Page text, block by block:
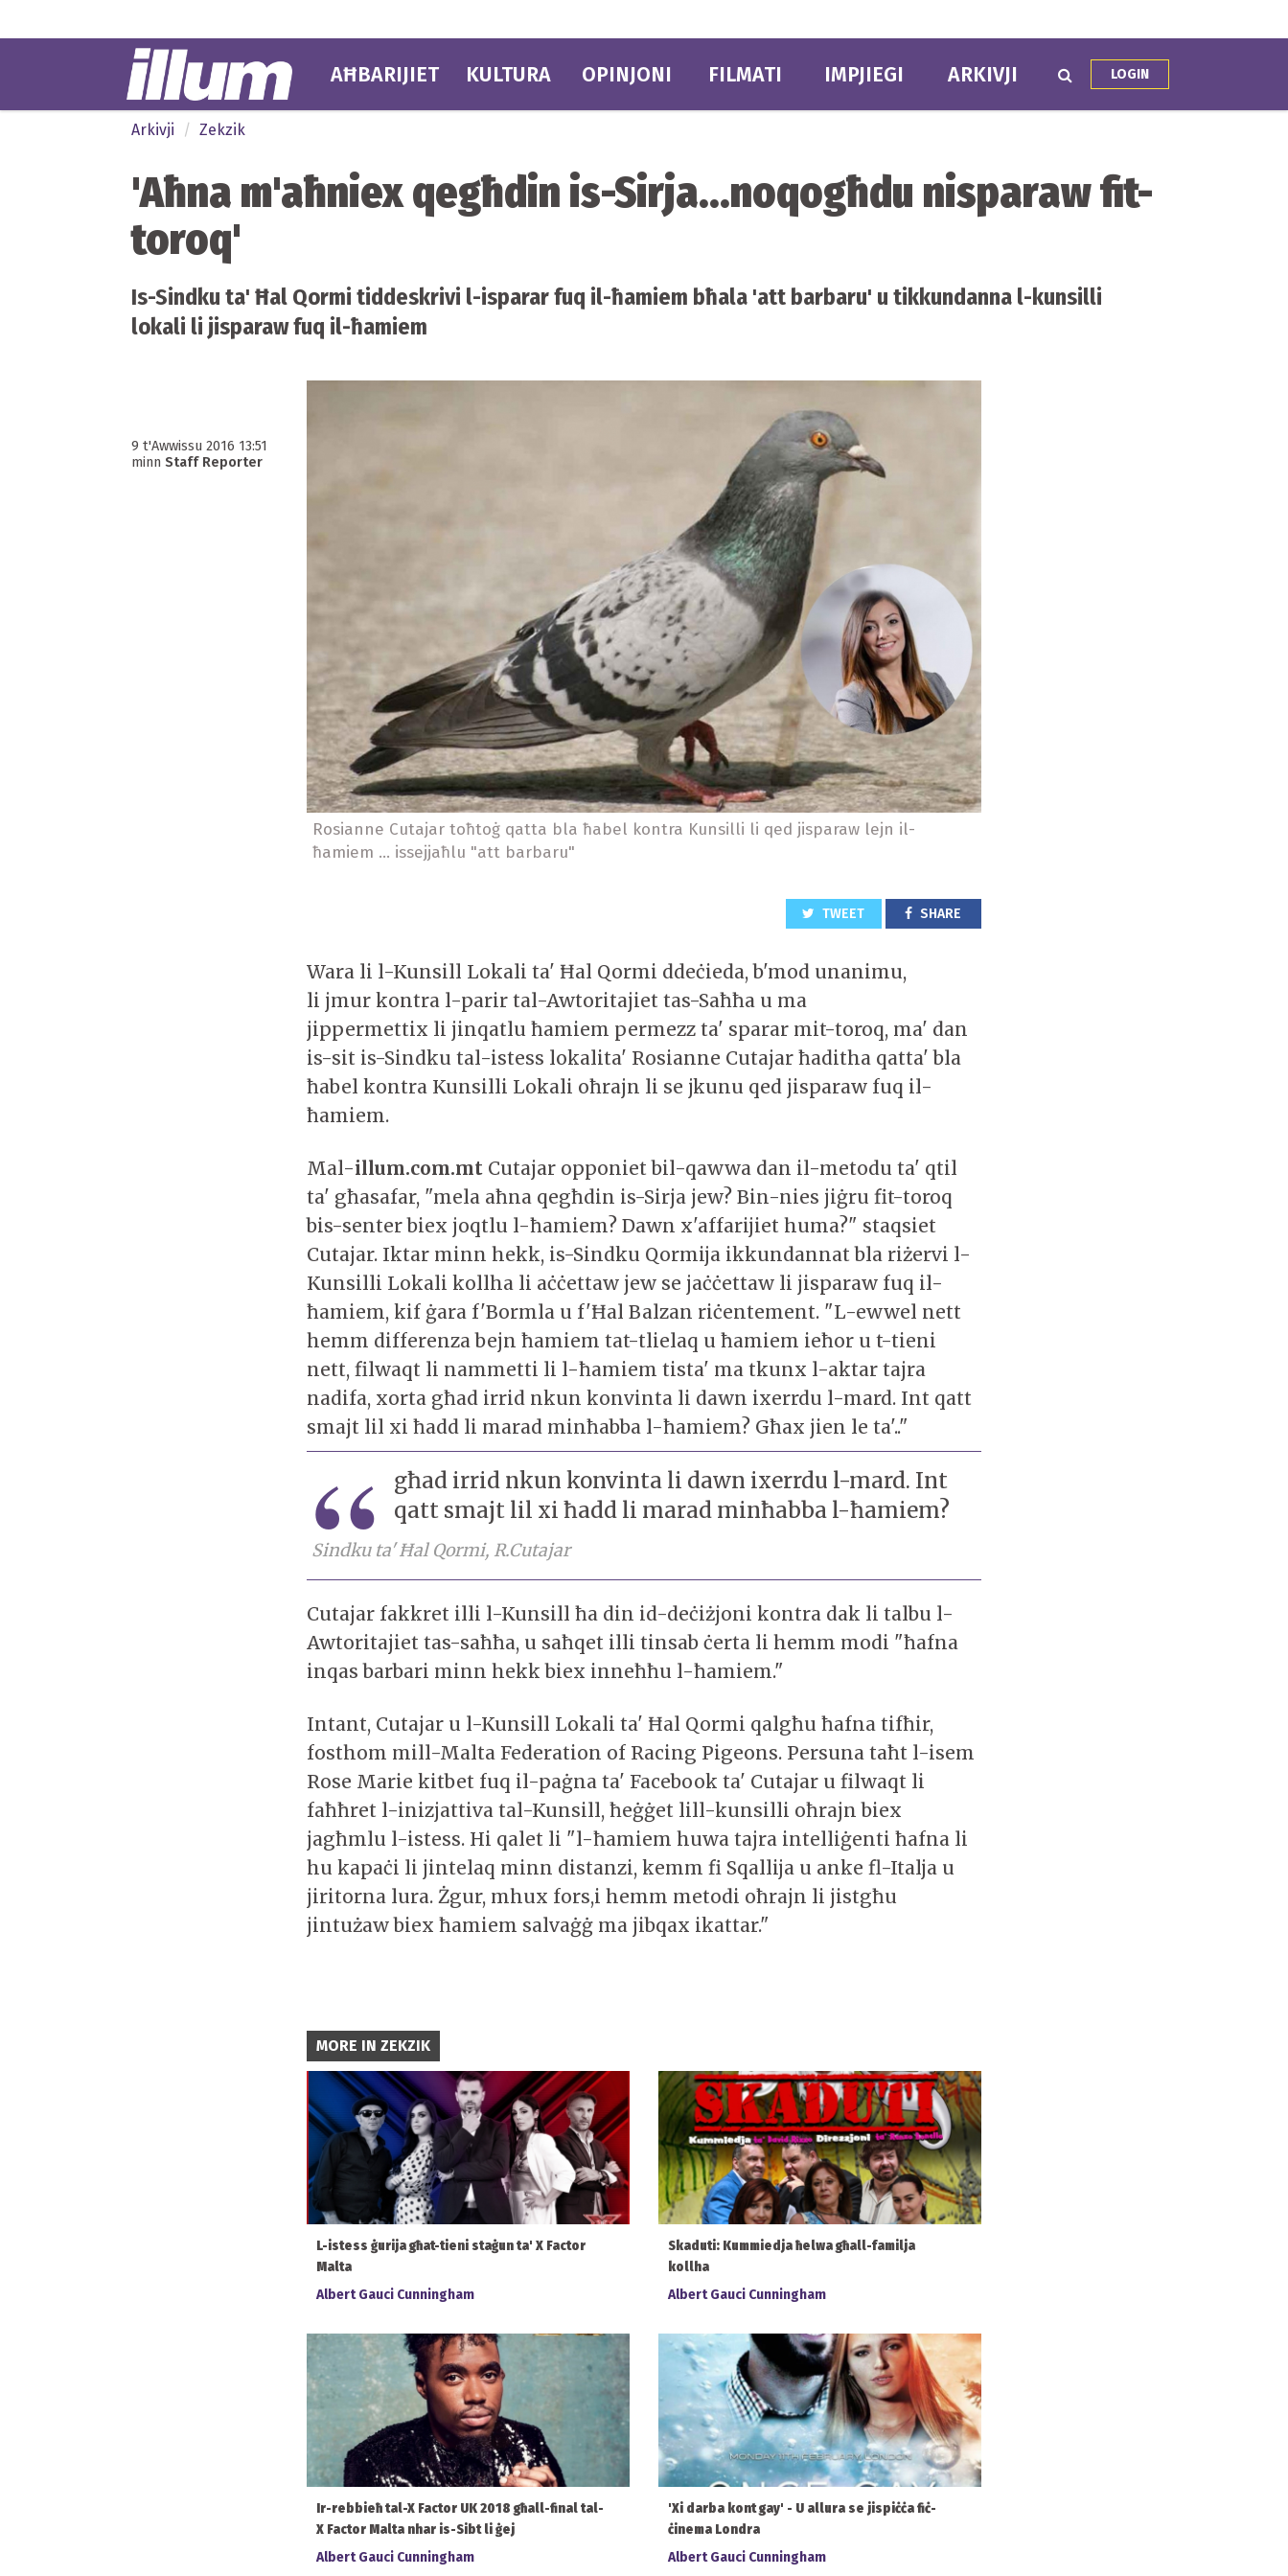
AĦBARIJIET KULTURA OPINJONI FILMATI IMPJIEGI ARKIVJI LOGIN
Arkivji Zekzik
'Aħna m'aħniex qegħdin is-Sirja...noqogħdu nisparaw fit-
toroq'
Is-Sindku ta' Ħal Qormi tiddeskrivi l-isparar fuq il-ħamiem bħala 'att barbaru' u tikkundanna l-kunsilli
lokali li jisparaw fuq il-ħamiem
9 t'Awwissu 2016 13:51
minn Staff Reporter
Rosianne Cutajar toħtoġ qatta bla ħabel kontra Kunsilli li qed jisparaw lejn il-
ħamiem ... issejjaħlu "att barbaru"
TWEET SHARE
Wara li l-Kunsill Lokali ta' Ħal Qormi ddeċieda, b'mod unanimu,
li jmur kontra l-parir tal-Awtoritajiet tas-Saħħa u ma
jippermettix li jinqatlu ħamiem permezz ta' sparar mit-toroq, ma' dan
is-sit is-Sindku tal-istess lokalita' Rosianne Cutajar ħaditha qatta' bla
ħabel kontra Kunsilli Lokali oħrajn li se jkunu qed jisparaw fuq il-
ħamiem.
Mal-illum.com.mt Cutajar opponiet bil-qawwa dan il-metodu ta' qtil
ta' għasafar, "mela aħna qegħdin is-Sirja jew? Bin-nies jiġru fit-toroq
bis-senter biex joqtlu l-ħamiem? Dawn x'affarijiet huma?" staqsiet
Cutajar. Iktar minn hekk, is-Sindku Qormija ikkundannat bla riżervi l-
Kunsilli Lokali kollha li aċċettaw jew se jaċċettaw li jisparaw fuq il-
ħamiem, kif ġara f'Bormla u f'Ħal Balzan riċentement. "L-ewwel nett
hemm differenza bejn ħamiem tat-tlielaq u ħamiem ieħor u t-tieni
nett, filwaqt li nammetti li l-ħamiem tista' ma tkunx l-aktar tajra
nadifa, xorta għad irrid nkun konvinta li dawn ixerrdu l-mard. Int qatt
smajt lil xi ħadd li marad minħabba l-ħamiem? Għax jien le ta'.."
għad irrid nkun konvinta li dawn ixerrdu l-mard. Int
qatt smajt lil xi ħadd li marad minħabba l-ħamiem?
Sindku ta' Ħal Qormi, R.Cutajar
Cutajar fakkret illi l-Kunsill ħa din id-deċiżjoni kontra dak li talbu l-
Awtoritajiet tas-saħħa, u saħqet illi tinsab ċerta li hemm modi "ħafna
inqas barbari minn hekk biex inneħħu l-ħamiem."
Intant, Cutajar u l-Kunsill Lokali ta' Ħal Qormi qalgħu ħafna tifħir,
fosthom mill-Malta Federation of Racing Pigeons. Persuna taħt l-isem
Rose Marie kitbet fuq il-paġna ta' Facebook ta' Cutajar u filwaqt li
faħħret l-inizjattiva tal-Kunsill, ħeġġet lill-kunsilli oħrajn biex
jagħmlu l-istess. Hi qalet li "l-ħamiem huwa tajra intelliġenti ħafna li
hu kapaċi li jintelaq minn distanzi, kemm fi Sqallija u anke fl-Italja u
jiritorna lura. Żgur, mhux fors,i hemm metodi oħrajn li jistgħu
jintużaw biex ħamiem salvaġġ ma jibqax ikattar."
MORE IN ZEKZIK
L-istess ġurija għat-tieni staġun ta' X Factor
Malta
Albert Gauci Cunningham
Skaduti: Kummiedja ħelwa għall-familja
kollha
Albert Gauci Cunningham
Ir-rebbieħ tal-X Factor UK 2018 għall-final tal-
X Factor Malta nhar is-Sibt li ġej
Albert Gauci Cunningham
'Xi darba kont gay' - U allura se jispiċċa fiċ-
ċinema Londra
Albert Gauci Cunningham